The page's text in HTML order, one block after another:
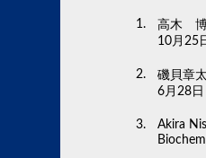
高木 博
10月25
磯貝章
6月28日
Akira